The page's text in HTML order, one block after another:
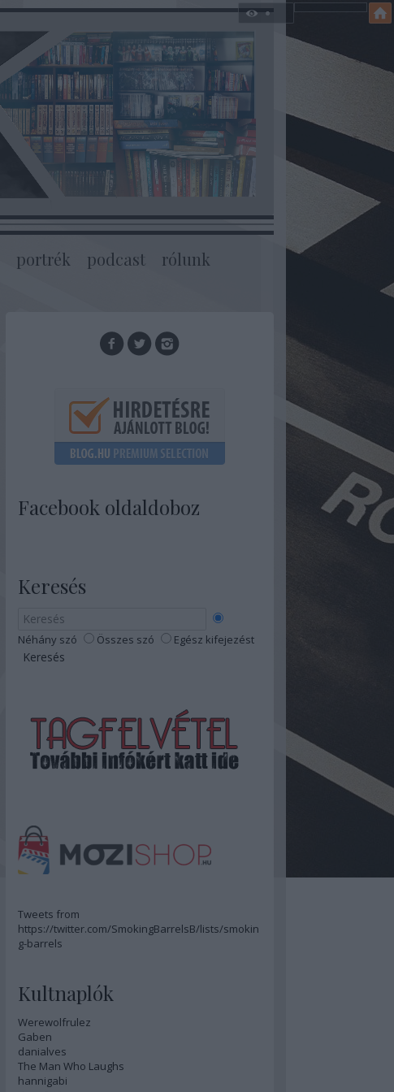
portrék podcast rólunk
Facebook oldaldoboz
Keresés
Néhány szó Összes szó Egész kifejezést
Tweets from
https://twitter.com/SmokingBarrelsB/lists/smokin
g-barrels
Kultnaplók
Werewolfrulez
Gaben
danialves
The Man Who Laughs
hannigabi